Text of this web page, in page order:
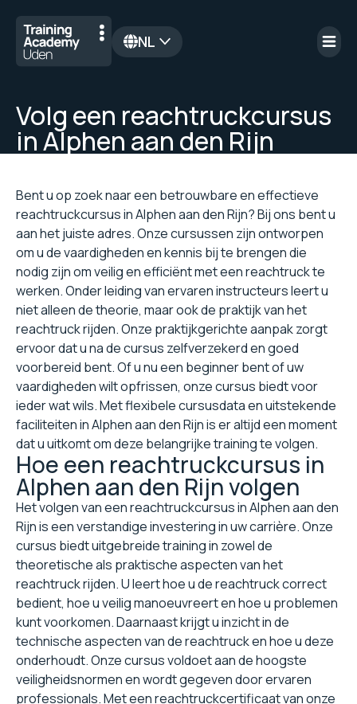
NL
Volg een reachtruckcursus
in Alphen aan den Rijn
Bent u op zoek naar een betrouwbare en effectieve
reachtruckcursus in Alphen aan den Rijn? Bij ons bent u
aan het juiste adres. Onze cursussen zijn ontworpen
om u de vaardigheden en kennis bij te brengen die
nodig zijn om veilig en efficiënt met een reachtruck te
werken. Onder leiding van ervaren instructeurs leert u
niet alleen de theorie, maar ook de praktijk van het
reachtruck rijden. Onze praktijkgerichte aanpak zorgt
ervoor dat u na de cursus zelfverzekerd en goed
voorbereid bent. Of u nu een beginner bent of uw
vaardigheden wilt opfrissen, onze cursus biedt voor
ieder wat wils. Met flexibele cursusdata en uitstekende
faciliteiten in Alphen aan den Rijn is er altijd een moment
dat u uitkomt om deze belangrijke training te volgen.
Hoe een reachtruckcursus in
Alphen aan den Rijn volgen
Het volgen van een reachtruckcursus in Alphen aan den
Rijn is een verstandige investering in uw carrière. Onze
cursus biedt uitgebreide training in zowel de
theoretische als praktische aspecten van het
reachtruck rijden. U leert hoe u de reachtruck correct
bedient, hoe u veilig manoeuvreert en hoe u problemen
kunt voorkomen. Daarnaast krijgt u inzicht in de
technische aspecten van de reachtruck en hoe u deze
onderhoudt. Onze cursus voldoet aan de hoogste
veiligheidsnormen en wordt gegeven door ervaren
professionals. Met een reachtruckcertificaat van onze